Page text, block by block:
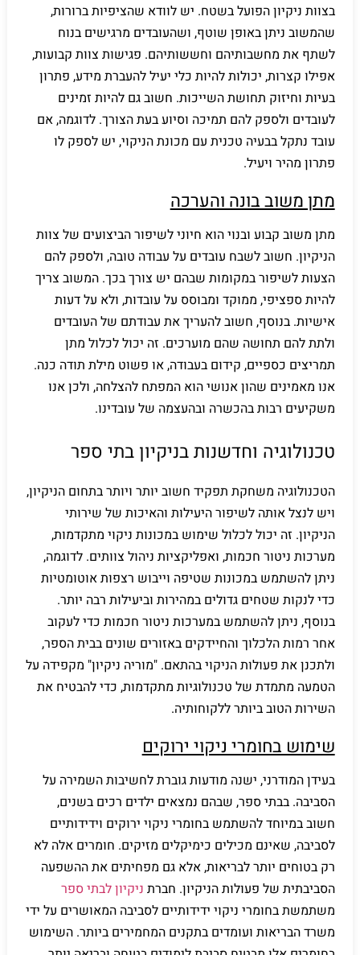
בצוות ניקיון הפועל בשטח. יש לוודא שהציפיות ברורות,
שהמשוב ניתן באופן שוטף, ושהעובדים מרגישים בנוח
לשתף את מחשבותיהם וחששותיהם. פגישות צוות קבועות,
אפילו קצרות, יכולות להיות כלי יעיל להעברת מידע, פתרון
בעיות וחיזוק תחושת השייכות. חשוב גם להיות זמינים
לעובדים ולספק להם תמיכה וסיוע בעת הצורך. לדוגמה, אם
עובד נתקל בבעיה טכנית עם מכונת הניקוי, יש לספק לו
פתרון מהיר ויעיל.
מתן משוב בונה והערכה
מתן משוב קבוע ובנוי הוא חיוני לשיפור הביצועים של צוות
הניקיון. חשוב לשבח עובדים על עבודה טובה, ולספק להם
הצעות לשיפור במקומות שבהם יש צורך בכך. המשוב צריך
להיות ספציפי, ממוקד ומבוסס על עובדות, ולא על דעות
אישיות. בנוסף, חשוב להעריך את עבודתם של העובדים
ולתת להם תחושה שהם מוערכים. זה יכול לכלול מתן
תמריצים כספיים, קידום בעבודה, או פשוט מילת תודה כנה.
אנו מאמינים שהון אנושי הוא המפתח להצלחה, ולכן אנו
משקיעים רבות בהכשרה ובהעצמה של עובדינו.
טכנולוגיה וחדשנות בניקיון בתי ספר
הטכנולוגיה משחקת תפקיד חשוב יותר ויותר בתחום הניקיון,
ויש לנצל אותה לשיפור היעילות והאיכות של שירותי
הניקיון. זה יכול לכלול שימוש במכונות ניקוי מתקדמות,
מערכות ניטור חכמות, ואפליקציות ניהול צוותים. לדוגמה,
ניתן להשתמש במכונות שטיפה וייבוש רצפות אוטומטיות
כדי לנקות שטחים גדולים במהירות וביעילות רבה יותר.
בנוסף, ניתן להשתמש במערכות ניטור חכמות כדי לעקוב
אחר רמות הלכלוך והחיידקים באזורים שונים בבית הספר,
ולתכנן את פעולות הניקוי בהתאם. "מוריה ניקיון" מקפידה על
הטמעה מתמדת של טכנולוגיות מתקדמות, כדי להבטיח את
השירות הטוב ביותר ללקוחותיה.
שימוש בחומרי ניקוי ירוקים
בעידן המודרני, ישנה מודעות גוברת לחשיבות השמירה על
הסביבה. בבתי ספר, שבהם נמצאים ילדים רכים בשנים,
חשוב במיוחד להשתמש בחומרי ניקוי ירוקים וידידותיים
לסביבה, שאינם מכילים כימיקלים מזיקים. חומרים אלה לא
רק בטוחים יותר לבריאות, אלא גם מפחיתים את ההשפעה
הסביבתית של פעולות הניקיון. חברת ניקיון לבתי ספר
משתמשת בחומרי ניקוי ידידותיים לסביבה המאושרים על ידי
משרד הבריאות ועומדים בתקנים המחמירים ביותר. השימוש